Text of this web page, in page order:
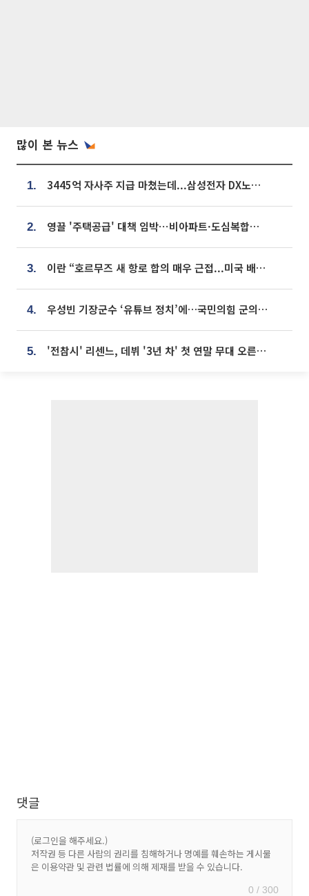
많이 본 뉴스
1. 3445억 자사주 지급 마쳤는데...삼성전자 DX노조, 뒤늦은 '떼쓰기 집회'
2. 영끌 '주택공급' 대책 임박⋯비아파트·도심복합까지 총동원
3. 이란 “호르무즈 새 항로 합의 매우 근접...미국 배상 먼저”
4. 우성빈 기장군수 ‘유튜브 정치’에…국민의힘 군의원들 집단 반발
5. '전참시' 리센느, 데뷔 '3년 차' 첫 연말 무대 오른다⋯"그동안 섭외 안 와"
댓글
0 / 300